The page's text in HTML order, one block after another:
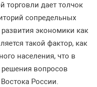
торговли дает толчок
сопредельных
экономики как
такой фактор, как
населения, что в
вопросов
России.